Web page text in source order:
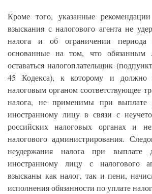
Кроме того, указанные
взыскания с налогового агента не
налога и об ограничении периода
основанные на том, что обязанным
оставаться налогоплательщик
45 Кодекса), к которому и должно
налоговым органом соответствующее
налога, не применимы при выплате
иностранному лицу в связи с
российских налоговых органах и
налогового администрирования.
неудержания налога при выплате
иностранному лицу с налогового
взысканы как налог, так и пени,
исполнения обязанности по уплате